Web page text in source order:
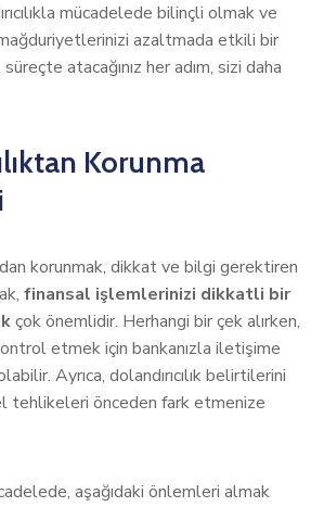
mücadelede bilinçli olmak ve
mağduriyetlerinizi azaltmada etkili bir
atacağınız her adım, sizi daha
Korunma
korunmak, dikkat ve bilgi gerektiren
finansal işlemlerinizi dikkatli bir
çok önemlidir. Herhangi bir çek alırken,
etmek için bankanızla iletişime
Ayrıca, dolandırıcılık belirtilerini
tehlikeleri önceden fark etmenize
aşağıdaki önlemleri almak